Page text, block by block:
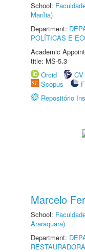
School:
Marília)
Department:
POLÍTICAS E
Academic
title: MS-5.3
Orcid
Scopus
Repositório
Marcelo
School:
Araraquara)
Department:
RESTAURADORA